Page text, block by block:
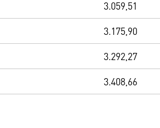
3.059,51
3.175,90
3.292,27
3.408,66